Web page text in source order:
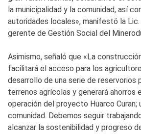
la municipalidad y la comunidad, así
autoridades locales», manifestó la Lic.
gerente de Gestión Social del
Asimismo, señaló que «La
facilitará el acceso para los
desarrollo de una serie de reservorios
terrenos agrícolas y generará ahorros
operación del proyecto Huarco Curan;
comunidad. Debemos seguir
alcanzar la sostenibilidad y progreso